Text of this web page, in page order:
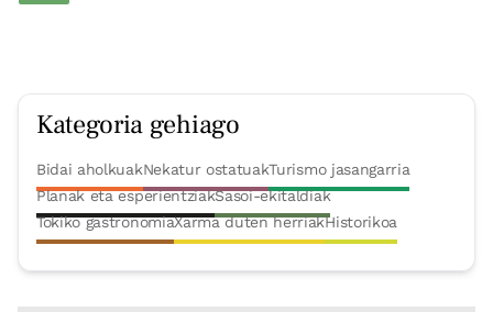
Kategoria gehiago
Bidai aholkuakNekatur ostatuakTurismo jasangarria
Planak eta esperientziakSasoi-ekitaldiak
Tokiko gastronomiaXarma duten herriakHistorikoa